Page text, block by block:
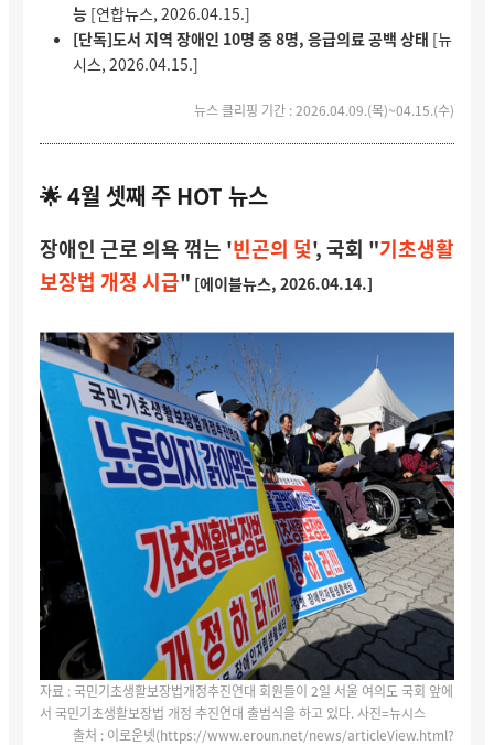
능 [연합뉴스, 2026.04.15.]
[단독]도서 지역 장애인 10명 중 8명, 응급의료 공백 상태 [뉴
시스, 2026.04.15.]
뉴스 클리핑 기간 : 2026.04.09.(목)~04.15.(수)
🌟 4월 셋째 주 HOT 뉴스
장애인 근로 의욕 꺾는 '빈곤의 덫', 국회 "기초생활
보장법 개정 시급" [에이블뉴스, 2026.04.14.]
자료 :국민기초생활보장법개정추진연대 회원들이 2일 서울 여의도 국회 앞에
서 국민기초생활보장법 개정 추진연대 출범식을 하고 있다. 사진=뉴시스
출처 : 이로운넷(https://www.eroun.net/news/articleView.html?